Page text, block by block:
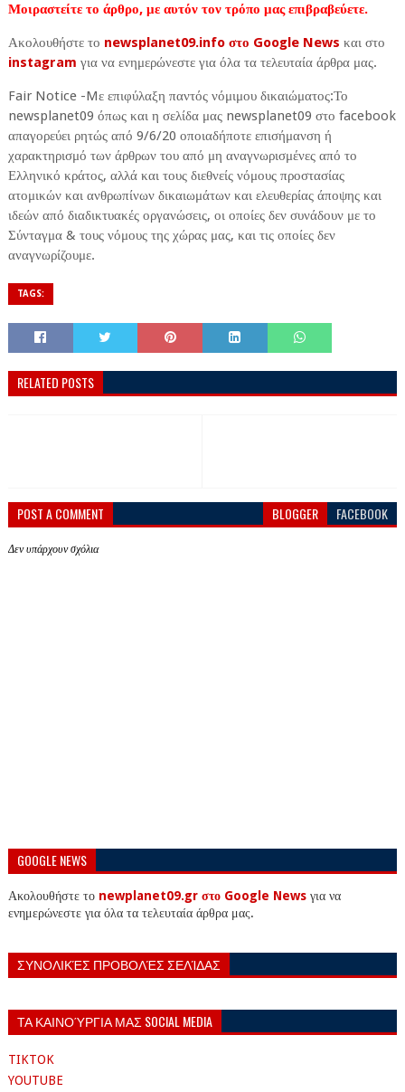
Μοιραστείτε το άρθρο, με αυτόν τον τρόπο μας επιβραβεύετε.
Ακολουθήστε το newsplanet09.info στο Google News και στο
instagram για να ενημερώνεστε για όλα τα τελευταία άρθρα μας.
Fair Notice -Mε επιφύλαξη παντός νόμιμου δικαιώματος:Το
newsplanet09 όπως και η σελίδα μας newsplanet09 στο facebook
απαγορεύει ρητώς από 9/6/20 οποιαδήποτε επισήμανση ή
χαρακτηρισμό των άρθρων του από μη αναγνωρισμένες από το
Ελληνικό κράτος, αλλά και τους διεθνείς νόμους προστασίας
ατομικών και ανθρωπίνων δικαιωμάτων και ελευθερίας άποψης και
ιδεών από διαδικτυακές οργανώσεις, οι οποίες δεν συνάδουν με το
Σύνταγμα & τους νόμους της χώρας μας, και τις οποίες δεν
αναγνωρίζουμε.
TAGS:
RELATED POSTS
POST A COMMENT BLOGGER FACEBOOK
Δεν υπάρχουν σχόλια
GOOGLE NEWS
Ακολουθήστε το newplanet09.gr στο Google Newsγια να
ενημερώνεστε για όλα τα τελευταία άρθρα μας.
ΣΥΝΟΛΙΚΈΣ ΠΡΟΒΟΛΈΣ ΣΕΛΊΔΑΣ
ΤΑ ΚΑΙΝΟΎΡΓΙΑ ΜΑΣ SOCIAL MEDIA
TIKTOK
YOUTUBE